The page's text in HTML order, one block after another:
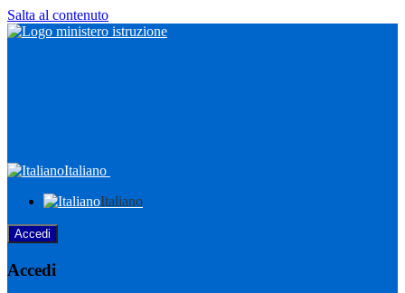
Salta al contenuto
Italiano
Italiano
Accedi
Accedi